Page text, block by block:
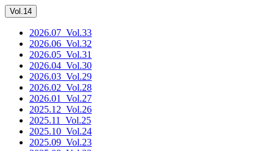
Vol.14
2026.07 _Vol.33
2026.06 _Vol.32
2026.05 _Vol.31
2026.04 _Vol.30
2026.03 _Vol.29
2026.02 _Vol.28
2026.01
_Vol.27
2025.12 _Vol.26
2025.11
_Vol.25
2025.10 _Vol.24
2025.09 _Vol.23